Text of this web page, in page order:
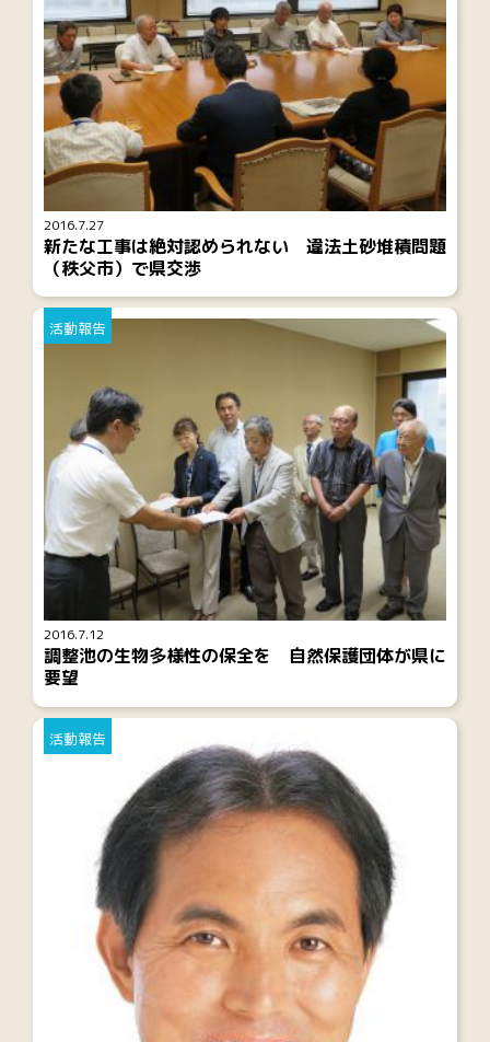
2016.7.27
新たな工事は絶対認められない 違法土砂堆積問題
（秩父市）で県交渉
2016.7.12
活動報告
調整池の生物多様性の保全を 自然保護団体が県に
要望
活動報告